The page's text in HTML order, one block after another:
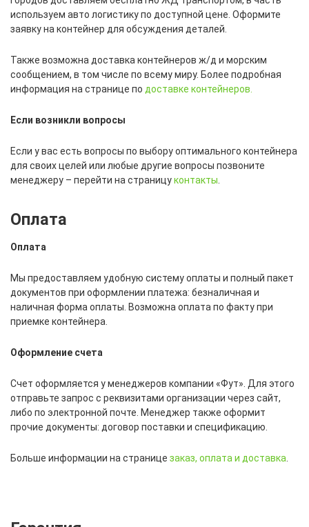
используем авто логистику по доступной цене. Оформите
заявку на контейнер для обсуждения деталей.
Также возможна доставка контейнеров ж/д и морским
сообщением, в том числе по всему миру. Более подробная
информация на странице по доставке контейнеров.
Если возникли вопросы
Если у вас есть вопросы по выбору оптимального контейнера
для своих целей или любые другие вопросы позвоните
менеджеру – перейти на страницуконтакты
Оплата
Оплата
Мы предоставляем удобную систему оплаты и полный пакет
документов при оформлении платежа: безналичная и
наличная форма оплаты. Возможна оплата по факту при
приемке контейнера.
Оформление счета
Счет оформляется у менеджеров компании «Фут». Для этого
отправьте запрос с реквизитами организации через сайт,
либо по электронной почте. Менеджер также оформит
прочие документы: договор поставки и спецификацию.
Больше информации на странице заказ, оплата и доставка